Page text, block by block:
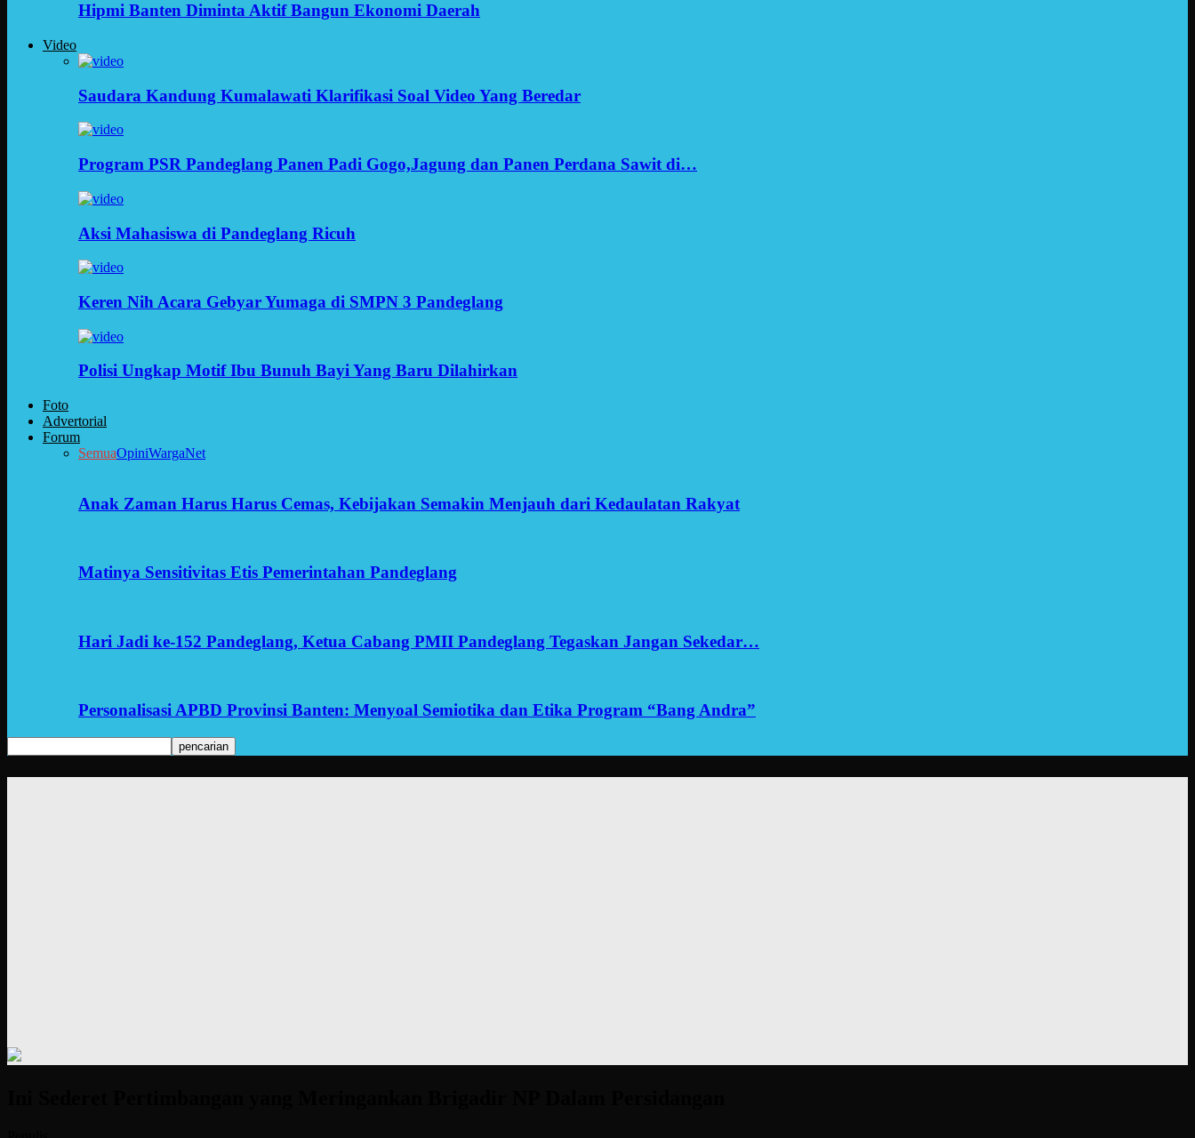
Hipmi Banten Diminta Aktif Bangun Ekonomi Daerah
Video
Saudara Kandung Kumalawati Klarifikasi Soal Video Yang Beredar
Program PSR Pandeglang Panen Padi Gogo,Jagung dan Panen Perdana Sawit di…
Aksi Mahasiswa di Pandeglang Ricuh
Keren Nih Acara Gebyar Yumaga di SMPN 3 Pandeglang
Polisi Ungkap Motif Ibu Bunuh Bayi Yang Baru Dilahirkan
Foto
Advertorial
Forum
SemuaOpiniWargaNet
Anak Zaman Harus Harus Cemas, Kebijakan Semakin Menjauh dari Kedaulatan Rakyat
Matinya Sensitivitas Etis Pemerintahan Pandeglang
Hari Jadi ke-152 Pandeglang, Ketua Cabang PMII Pandeglang Tegaskan Jangan Sekedar…
Personalisasi APBD Provinsi Banten: Menyoal Semiotika dan Etika Program “Bang Andra”